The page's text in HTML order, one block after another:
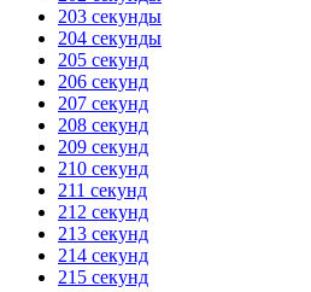
203 секунды
204 секунды
205 секунд
206 секунд
207 секунд
208 секунд
209 секунд
210 секунд
211 секунд
212 секунд
213 секунд
214 секунд
215 секунд